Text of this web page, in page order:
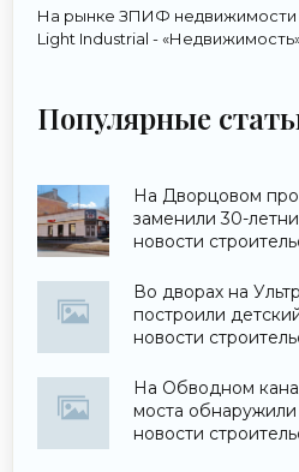
На рынке ЗПИФ
Light Industrial -
Популярные
На Дворцовом
заменили 30-
новости
Во дворах на
построили
новости
На Обводном
моста
новости